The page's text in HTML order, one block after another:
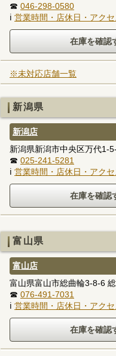
☎ 046-298-0580
ℹ 営業時間・店休日・アク
※未対応店舗一覧
新潟県
新潟店
新潟県新潟市中央区万代1-
☎ 025-241-5281
ℹ 営業時間・店休日・アク
富山県
富山店
富山県富山市総曲輪3-8-6
☎ 076-491-7031
ℹ 営業時間・店休日・アク